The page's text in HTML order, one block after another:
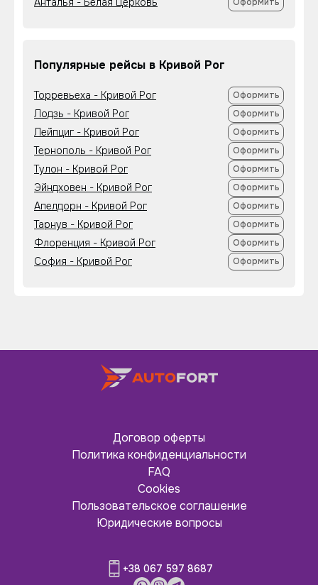
Популярные рейсы в Кривой Рог
Торревьеха - Кривой Рог Оформить
Лодзь - Кривой Рог Оформить
Лейпциг - Кривой Рог Оформить
Тернополь - Кривой Рог Оформить
Тулон - Кривой Рог Оформить
Эйндховен - Кривой Рог Оформить
Апелдорн - Кривой Рог Оформить
Тарнув - Кривой Рог Оформить
Флоренция - Кривой Рог Оформить
София - Кривой Рог Оформить
Договор оферты
Политика конфиденциальности
FAQ
Cookies
Пользовательское соглашение
Юридические вопросы
+38 067 597 8687